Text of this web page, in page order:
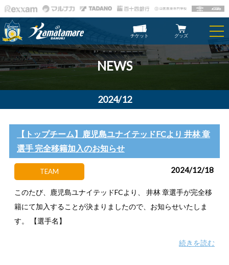
チケット グッズ
NEWS
2024/12
【トップチーム】鹿児島ユナイテッドFCより 井林 章
選手 完全移籍加入のお知らせ
TEAM 2024/12/18
このたび、鹿児島ユナイテッドFCより、 井林 章選手が完全移
籍にて加入することが決まりましたので、お知らせいたしま
す。 【選手名】
続きを読む